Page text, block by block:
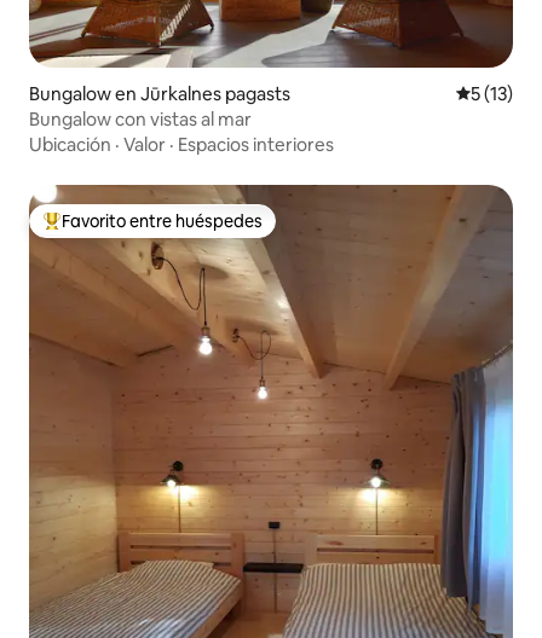
Bungalow en Jūrkalnes pagasts
5 (13)
Bungalow con vistas al mar
Ubicación · Valor · Espacios interiores
De los mejores en Favorito entre huéspedes
Favorito entre huéspedes